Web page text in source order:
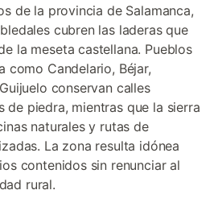
de la provincia de Salamanca,
cubren las laderas que
la meseta castellana. Pueblos
como Candelario, Béjar,
conservan calles
de piedra, mientras que la sierra
naturales y rutas de
La zona resulta idónea
contenidos sin renunciar al
rural.